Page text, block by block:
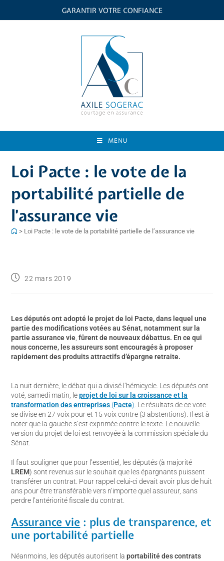
GARANTIR VOTRE CONFIANCE
MENU
Loi Pacte : le vote de la
portabilité partielle de
l’assurance vie
> Loi Pacte : le vote de la portabilité partielle de l’assurance vie
22 mars 2019
Les députés ont adopté le projet de loi Pacte, dans lequel une
partie des modifications votées au Sénat, notamment sur la
partie assurance vie fûrent de nouveaux débattus. En ce qui
nous concerne, les assureurs sont encouragés à proposer
rapidement des produits attractifs d’épargne retraite.
La nuit dernière, le débat qui a divisé l’hémicycle. Les députés ont
voté, samedi matin, leprojet de loi sur la croissance et la
transformation des entreprises (Pacte) . Le résultats de ce vote
se divise en 27 voix pour et 15 voix contre (3 abstentions). Il est à
noter que la gauche s’est exprimée contre le texte. Le nouvelle
version du projet de loi est renvoyée à la commission spéciale du
Sénat.
Il faut souligner que pour l’essentiel, les députés (à majorité
LREM) sont revenus sur le souhait que les épargnants puissent
transférer un contrat. Pour rappel celui-ci devait avoir plus de huit
ans pour être transférable vers n’importe quel assureur, sans
perdre l’antériorité fiscale du contrat.
Assurance vie : plus de transparence, et
une portabilité partielle
Néanmoins, les députés autorisent laportabilité des contrats